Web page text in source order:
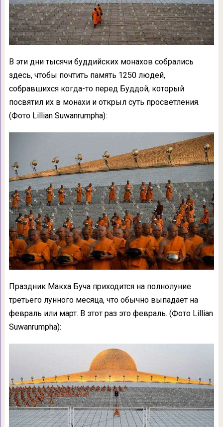
В эти дни тысячи буддийских монахов собрались
здесь, чтобы почтить память 1250 людей,
собравшихся когда-то перед Буддой, который
посвятил их в монахи и открыл суть просветления.
(Фото Lillian Suwanrumpha):
Праздник Макха Буча приходится на полнолуние
третьего лунного месяца, что обычно выпадает на
февраль или март. В этот раз это февраль. (Фото Lillian
Suwanrumpha):